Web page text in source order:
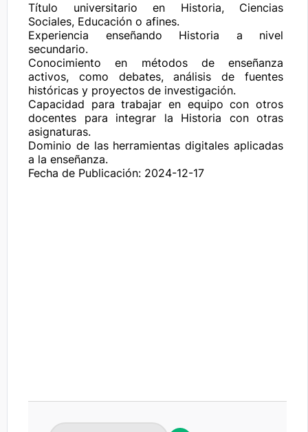
Título universitario en Historia, Ciencias
Sociales, Educación o afines.
Experiencia enseñando Historia a nivel
secundario.
Conocimiento en métodos de enseñanza
activos, como debates, análisis de fuentes
históricas y proyectos de investigación.
Capacidad para trabajar en equipo con otros
docentes para integrar la Historia con otras
asignaturas.
Dominio de las herramientas digitales aplicadas
Fecha de Publicación: 2024-12-17